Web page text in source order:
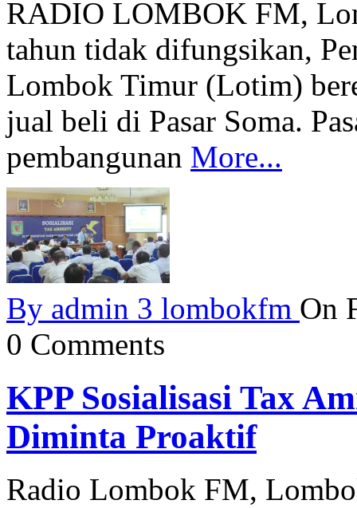
RADIO LOMBOK FM,
tahun tidak difungsikan,
Lombok Timur (Lotim)
jual beli di Pasar Soma.
pembangunan More...
By admin 3 lombokfm On
0 Comments
KPP Sosialisasi Tax
Diminta Proaktif
Radio Lombok FM,